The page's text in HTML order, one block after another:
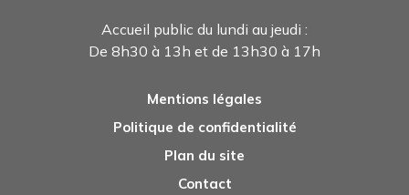
Accueil public du lundi au jeudi :
De 8h30 à 13h et de 13h30 à 17h
Mentions légales
Politique de confidentialité
Plan du site
Contact